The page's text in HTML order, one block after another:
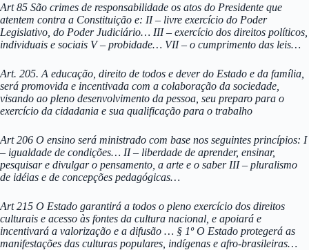
Art 85 São crimes de responsabilidade os atos do Presidente que
atentem contra a Constituição e: II – livre exercício do Poder
Legislativo, do Poder Judiciário… III – exercício dos direitos políticos,
individuais e sociais V – probidade… VII – o cumprimento das leis…
Art. 205. A educação, direito de todos e dever do Estado e da família,
será promovida e incentivada com a colaboração da sociedade,
visando ao pleno desenvolvimento da pessoa, seu preparo para o
exercício da cidadania e sua qualificação para o trabalho
Art 206 O ensino será ministrado com base nos seguintes princípios: I
– igualdade de condições… II – liberdade de aprender, ensinar,
pesquisar e divulgar o pensamento, a arte e o saber III – pluralismo
de idéias e de concepções pedagógicas…
Art 215 O Estado garantirá a todos o pleno exercício dos direitos
culturais e acesso às fontes da cultura nacional, e apoiará e
incentivará a valorização e a difusão … § 1º O Estado protegerá as
manifestações das culturas populares, indígenas e afro-brasileiras…